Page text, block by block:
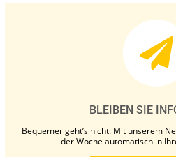
BLEIBEN SIE
Bequemer geht’s nicht: Mit unserem
der Woche automatisch in